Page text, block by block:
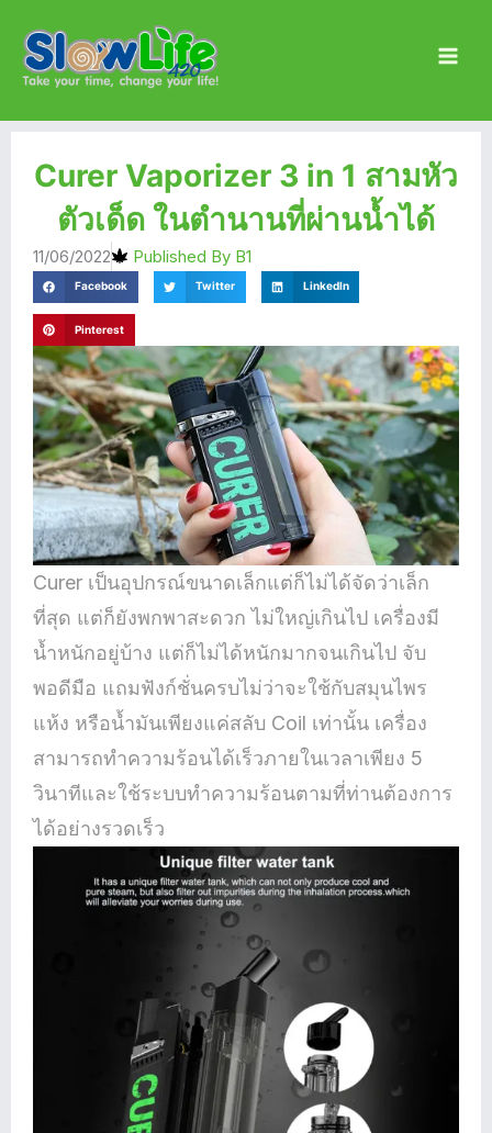
content
Curer Vaporizer 3 in 1 สามหัว
ตัวเด็ด ในตำนานที่ผ่านน้ำได้
11/06/2022 Published By B1
Facebook Twitter LinkedIn
Pinterest
Curer เป็นอุปกรณ์ขนาดเล็กแต่ก็ไม่ได้จัดว่าเล็ก
ที่สุด แต่ก็ยังพกพาสะดวก ไม่ใหญ่เกินไป เครื่องมี
น้ำหนักอยู่บ้าง แต่ก็ไม่ได้หนักมากจนเกินไป จับ
พอดีมือ แถมฟังก์ชั่นครบไม่ว่าจะใช้กับสมุนไพร
แห้ง หรือน้ำมันเพียงแค่สลับ Coil เท่านั้น เครื่อง
สามารถทำความร้อนได้เร็วภายในเวลาเพียง 5
วินาทีและใช้ระบบทำความร้อนตามที่ท่านต้องการ
ได้อย่างรวดเร็ว